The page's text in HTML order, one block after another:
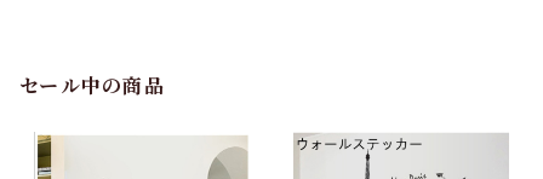
セール中の商品